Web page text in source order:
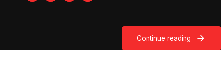
Continue reading